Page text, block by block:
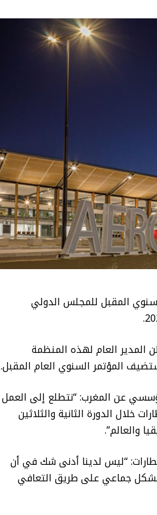
المقبل للمجلس الدولي
المدير العام لهذه المنظمة
المؤتمر السنوي العام المقبل.
عن المغرب: “نتطلع إلى العمل
خلال الدورة الثانية والثلاثين
والعالم”.
“ليس لدينا أدنى شك في أن
بشكل جماعي على طريق التعافي